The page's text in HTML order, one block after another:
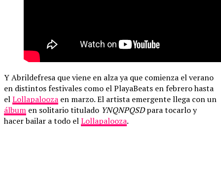
Y Abrildefresa que viene en alza ya que comienza el verano
en distintos festivales como el PlayaBeats en febrero hasta
elLollapalooza en marzo. El artista emergente llega con un
álbum en solitario titulado YNQNPQSDpara tocarlo y
hacer bailar a todo elLollapalooza.